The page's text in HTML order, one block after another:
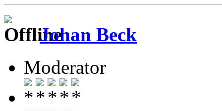
Johan Beck
Moderator